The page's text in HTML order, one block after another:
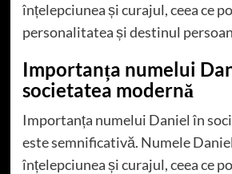
înțelepciunea și curajul, ceea ce
personalitatea și destinul
Importanța numelui
societatea modernă
Importanța numelui Daniel în
este semnificativă. Numele
înțelepciunea și curajul, ceea ce